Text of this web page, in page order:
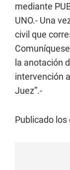
mediante
UNO.- Una
civil que
la anotación
intervención
Juez”.-
Publicado los